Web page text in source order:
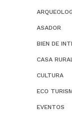
ASADOR
BIEN DE
CASA
CULTURA
ECO
EVENTOS